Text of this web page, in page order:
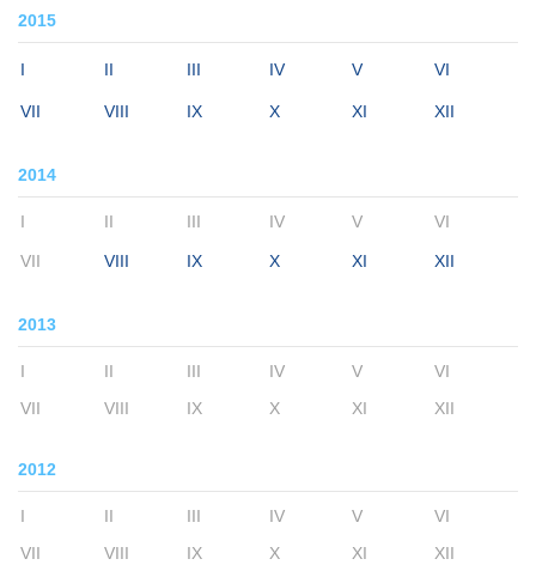
2015
I II III IV V VI
VII VIII IX X XI XII
2014
I II III IV V VI
VII VIII IX X XI XII
2013
I II III IV V
VI
VII
VIII IX X XI XII
2012
I II III IV V
VI
VII
VIII IX X XI XII